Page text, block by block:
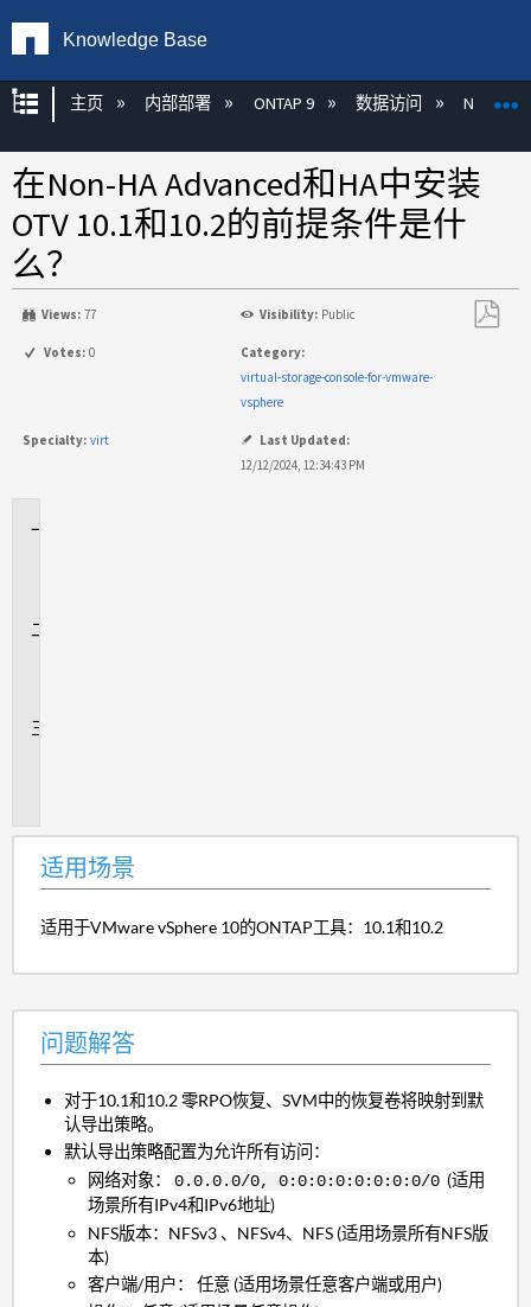
Knowledge Base
扩展/隐缩全局层次
主页 内部部署 ONTAP 9 数据访问 NAS
在Non-HA Advanced和HA中安装
OTV 10.1和10.2的前提条件是什
么？
Views: 77 Visibility: Public
Votes: 0
Category:
virtual-storage-console-for-vmware-
vsphere
Specialty: virt
Last Updated:
12/12/2024, 12:34:43 PM
适用场景
适用于VMware vSphere 10的ONTAP工具：10.1和10.2
问题解答
对于10.1和10.2 零RPO恢复、SVM中的恢复卷将映射到默
认导出策略。
默认导出策略配置为允许所有访问：
网络对象：0.0.0.0/0, 0:0:0:0:0:0:0:0/0 (适用
场景所有IPv4和IPv6地址)
NFS版本：NFSv3 、NFSv4、NFS (适用场景所有NFS版
本)
客户端/用户： 任意 (适用场景任意客户端或用户)